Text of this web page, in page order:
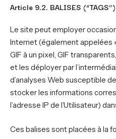
Article 9.2. BALISES
Le site peut employer
Internet (également appelées
GIF à un pixel, GIF
et les déployer par
d’analyses Web susceptible
stocker les informations
l’adresse IP de l’Utilisateur)
Ces balises sont placées à la